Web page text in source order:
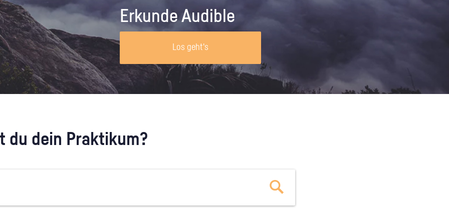
Unternehmen lohnt, wie man sich
vorbereitet und wie ein Vorab-Anruf
abläuft.
Erkunde Audible
Los geht's
du dein Praktikum?